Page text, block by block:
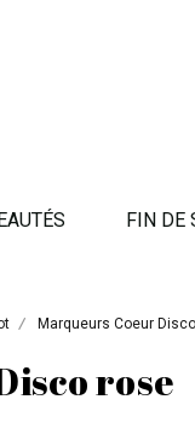
FIN DE
Marqueurs Coeur
rose